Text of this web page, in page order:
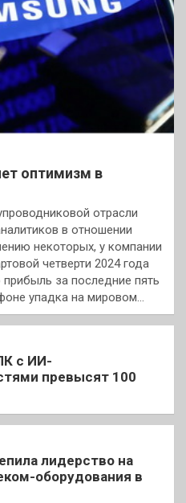
оптимизм в
отрасли
в отношении
некоторых, у компании
четверти 2024 года
за последние пять
упадка на мировом…
с ИИ-
превысят 100
лидерство на
оборудования в